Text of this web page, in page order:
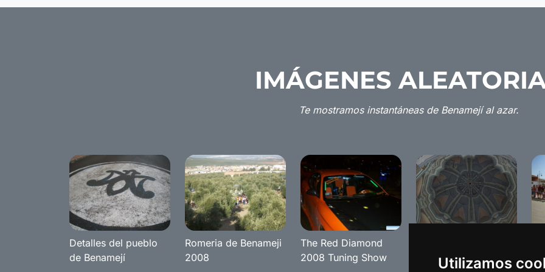
Utilizamos
IMÁGENES
Te mostramos instantáneas de Benamejí al azar.
Detalles del pueblo
de Benamejí
Romeria de Benameji
2008
The Red Diamond
2008 Tuning Show
de Benamejí